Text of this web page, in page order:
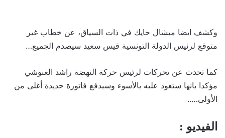
وكشف ايضا ميشال حايك في ذات السياق، عن خطاب غير
متوقع لرئيس الدولة التونسية قيس سعيد سيصدم الجميع…
كما تحدث عن تحركات لرئيس حركة النهضة راشد الغنوشي
مؤكدا بانها ستعود عليه بالأسوء وسيدفع فاتورة جديدة أغلى من
الأولى…..
الفيديو :